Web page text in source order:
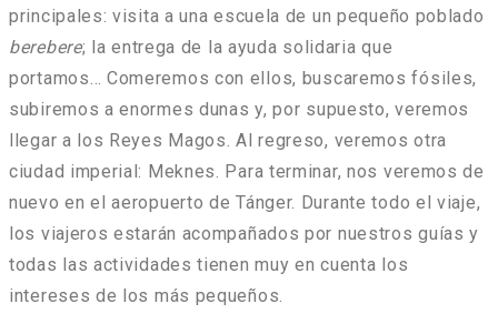
principales: visita a una escuela de un pequeño poblado
berebere; la entrega de la ayuda solidaria que
portamos… Comeremos con ellos, buscaremos fósiles,
subiremos a enormes dunas y, por supuesto, veremos
llegar a los Reyes Magos. Al regreso, veremos otra
ciudad imperial: Meknes. Para terminar, nos veremos de
nuevo en el aeropuerto de Tánger. Durante todo el viaje,
los viajeros estarán acompañados por nuestros guías y
todas las actividades tienen muy en cuenta los
intereses de los más pequeños.